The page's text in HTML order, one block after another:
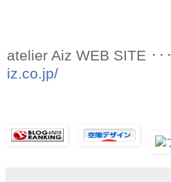
atelier Aiz WEB SITE ･･･
iz.co.jp/